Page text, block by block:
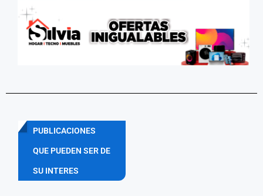
PUBLICACIONES
QUE PUEDEN SER DE
SU INTERES